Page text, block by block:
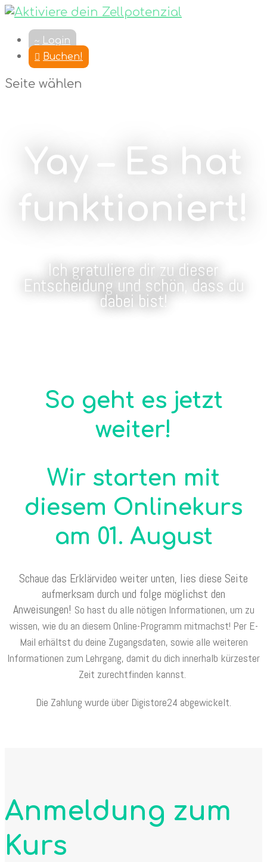
Login
Buchen!
Seite wählen
Yay – Es hat
funktioniert!
Ich gratuliere dir zu dieser
Entscheidung und schön, dass du
dabei bist!
So geht es jetzt
weiter!
Wir starten mit
diesem Onlinekurs
am 01. August
Schaue das Erklärvideo weiter unten, lies diese Seite
aufmerksam durch und folge möglichst den
Anweisungen! So hast du alle nötigen Informationen, um zu
wissen, wie du an diesem Online-Programm mitmachst! Per E-
Mail erhältst du deine Zugangsdaten, sowie alle weiteren
Informationen zum Lehrgang, damit du dich innerhalb kürzester
Zeit zurechtfinden kannst.
Die Zahlung wurde über Digistore24 abgewickelt.
Anmeldung zum
Kurs